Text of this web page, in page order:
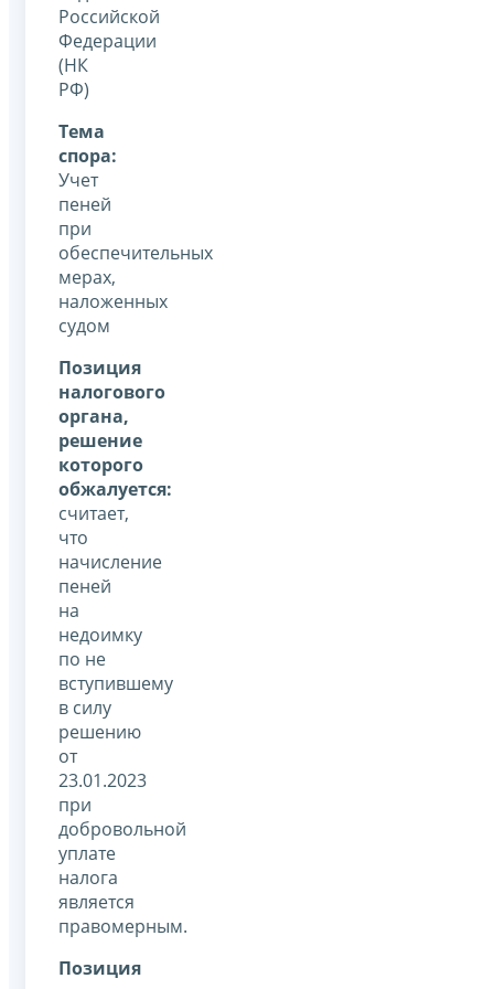
Российской
Федерации
(НК
РФ)
Тема
спора:
Учет
пеней
при
обеспечительных
мерах,
наложенных
судом
Позиция
налогового
органа,
решение
которого
обжалуется:
считает,
что
начисление
пеней
на
недоимку
по не
вступившему
в силу
решению
от
23.01.2023
при
добровольной
уплате
налога
является
правомерным.
Позиция